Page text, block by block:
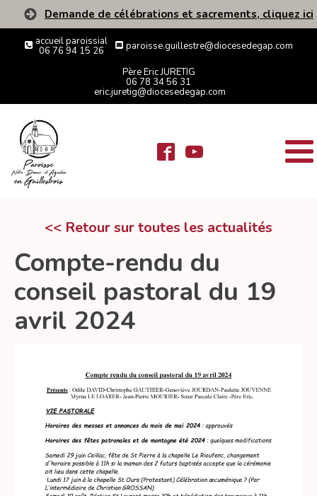
Demande de célébrations et sacrements, cliquez ici
accueil paroissial
06 76 94 15 26 paroisse.guillestre@diocesedegap.com
Père Eric JURETIG
06 78 34 56 31
eric.juretig@diocesedegap.com
<< Retour sur toutes les actualités
Compte-rendu du
conseil pastoral du 19
avril 2024